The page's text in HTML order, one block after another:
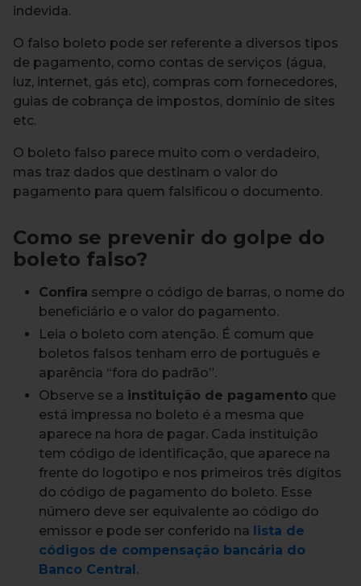
indevida.
O falso boleto pode ser referente a diversos tipos
de pagamento, como contas de serviços (água,
luz, internet, gás etc), compras com fornecedores,
guias de cobrança de impostos, domínio de sites
etc.
O boleto falso parece muito com o verdadeiro,
mas traz dados que destinam o valor do
pagamento para quem falsificou o documento.
Como se prevenir do golpe do
boleto falso?
Confira sempre o código de barras, o nome do
beneficiário e o valor do pagamento.
Leia o boleto com atenção. É comum que
boletos falsos tenham erro de português e
aparência “fora do padrão”.
Observe se a instituição de pagamento que
está impressa no boleto é a mesma que
aparece na hora de pagar. Cada instituição
tem código de identificação, que aparece na
frente do logotipo e nos primeiros três dígitos
do código de pagamento do boleto. Esse
número deve ser equivalente ao código do
emissor e pode ser conferido na lista de
códigos de compensação bancária do
Banco Central .